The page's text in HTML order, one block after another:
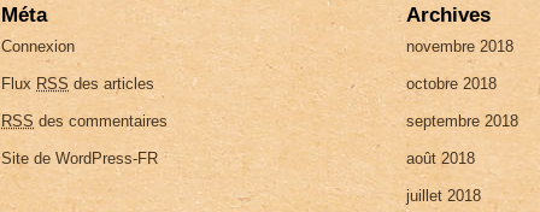
Méta
Connexion
Flux RSS des articles
RSS des commentaires
Site de WordPress-FR
Archives
novembre 2018
octobre 2018
septembre 2018
août 2018
juillet 2018